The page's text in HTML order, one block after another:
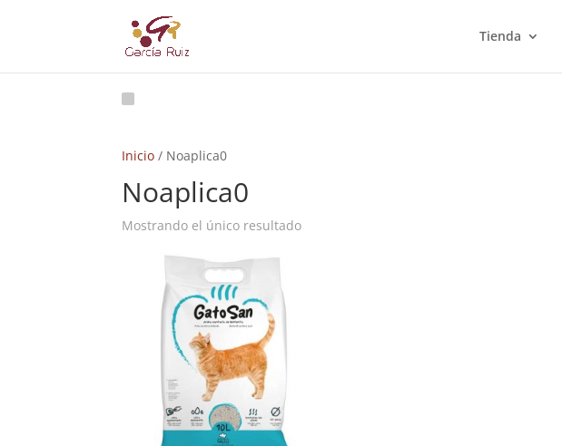
Tienda
Inicio / Noaplica0
Noaplica0
Mostrando el único resultado